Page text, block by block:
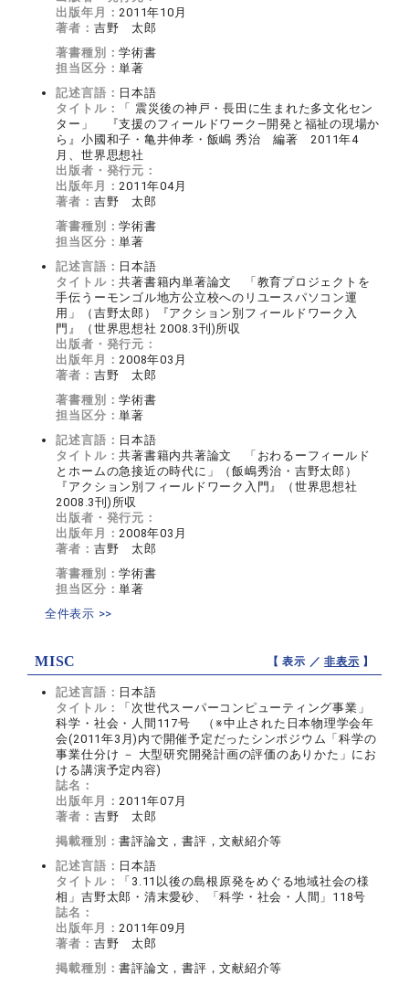
出版年月：2011年10月
著者： 吉野 太郎
著書種別：学術書
担当区分：単著
記述言語： 日本語
タイトル：
「 震災後の神戸・長田に生まれた多文化セン
ター」 『支援のフィールドワーク―開発と福祉の現場か
ら』小國和子・亀井伸孝・飯嶋 秀治 編著 2011年4
月、世界思想社
出版者・発行元：
出版年月：2011年04月
著者： 吉野 太郎
著書種別：学術書
担当区分：単著
記述言語： 日本語
タイトル：共著書籍内単著論文 「教育プロジェクトを
手伝うーモンゴル地方公立校へのリユースパソコン運
用」（吉野太郎）『アクション別フィールドワーク入
門』（世界思想社 2008.3刊)所収
出版者・発行元：
出版年月：2008年03月
著者： 吉野 太郎
著書種別：学術書
担当区分：単著
記述言語： 日本語
タイトル：共著書籍内共著論文 「おわるーフィールド
とホームの急接近の時代に」（飯嶋秀治・吉野太郎）
『アクション別フィールドワーク入門』（世界思想社
2008.3刊)所収
出版者・発行元：
出版年月：2008年03月
著者： 吉野 太郎
著書種別：学術書
担当区分：単著
全件表示 >>
MISC 【 表示 ／非表示 】
記述言語： 日本語
タイトル：
「次世代スーパーコンピューティング事業」
科学・社会・人間117号 （※中止された日本物理学会年
会(2011年3月)内で開催予定だったシンポジウム「科学の
事業仕分け － 大型研究開発計画の評価のありかた」にお
ける講演予定内容)
誌名：
出版年月：2011年07月
著者： 吉野 太郎
掲載種別：書評論文，書評，文献紹介等
記述言語： 日本語
タイトル：
「3.11以後の島根原発をめぐる地域社会の様
相」吉野太郎・清末愛砂、「科学・社会・人間」118号
誌名：
出版年月：2011年09月
著者： 吉野 太郎
掲載種別：書評論文，書評，文献紹介等